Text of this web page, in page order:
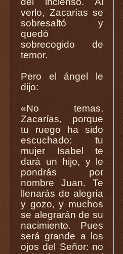
verlo, Zacarías se
sobresaltó y
quedó
sobrecogido de
temor.
Pero el ángel le
dijo:
«No temas,
Zacarías, porque
tu ruego ha sido
escuchado: tu
mujer Isabel te
dará un hijo, y le
pondrás por
nombre Juan. Te
llenarás de alegría
y gozo, y muchos
se alegrarán de su
nacimiento. Pues
será grande a los
ojos del Señor: no